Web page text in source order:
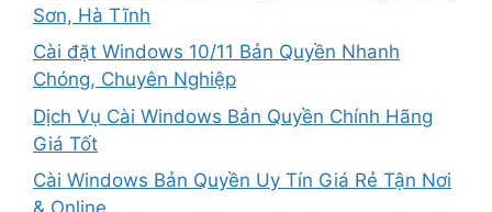
Sơn, Hà Tĩnh
Cài đặt Windows 10/11 Bản Quyền Nhanh
Chóng, Chuyên Nghiệp
Dịch Vụ Cài Windows Bản Quyền Chính Hãng
Giá Tốt
Cài Windows Bản Quyền Uy Tín Giá Rẻ Tận Nơi